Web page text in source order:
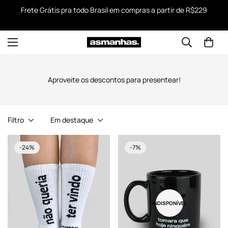
Frete Grátis pra todo Brasil em compras a partir de R$229
Aproveite os descontos para presentear!
Filtro Em destaque
-24% -7%
INDISPONÍVEL